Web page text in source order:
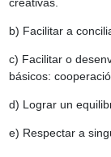
creativas.
b) Facilitar a
c) Facilitar o
básicos:
d) Lograr un
e) Respectar a